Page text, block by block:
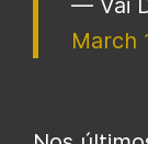
— Vai
March